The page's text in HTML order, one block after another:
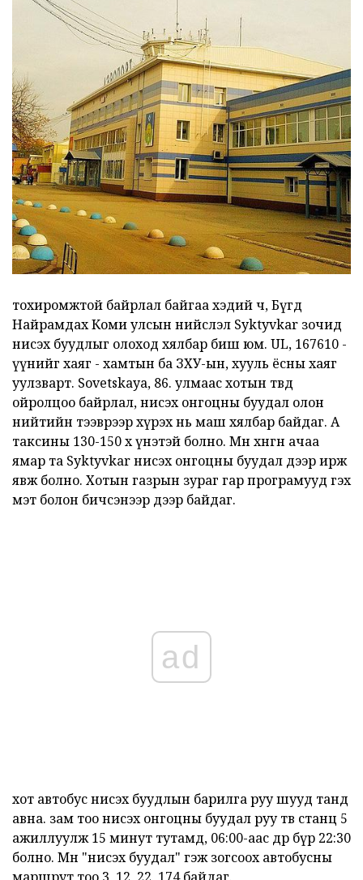
тохиромжтой байрлал байгаа хэдий ч, Бүгд
Найрамдах Коми улсын нийслэл Syktyvkar зочид
нисэх буудлыг олоход хялбар биш юм. UL, 167610 -
үүнийг хаяг - хамтын ба ЗХУ-ын, хууль ёсны хаяг
уулзварт. Sovetskaya, 86. улмаас хотын төвд
ойролцоо байрлал, нисэх онгоцны буудал олон
нийтийн тээврээр хүрэх нь маш хялбар байдаг. А
таксины 130-150 х үнэтэй болно. Мөн хөнгөн ачаа
ямар та Syktyvkar нисэх онгоцны буудал дээр ирж
явж болно. Хотын газрын зураг гар програмууд гэх
мэт болон бичсэнээр дээр байдаг.
ad
хот автобус нисэх буудлын барилга руу шууд танд
авна. зам тоо нисэх онгоцны буудал руу төв станц 5
ажиллуулж 15 минут тутамд, 06:00-аас өдөр бүр 22:30
болно. Мөн "нисэх буудал" гэж зогсоох автобусны
маршрут тоо 3, 12, 22, 174 байдаг.